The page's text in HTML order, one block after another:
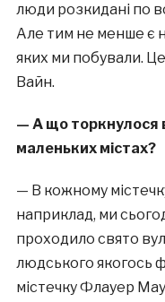
люди розкидані по
Але тим не менше є
яких ми побували.
Вайн.
— А що торкнулося
маленьких містах?
— В кожному
наприклад, ми
проходило свято
людського якогось
містечку Флауер